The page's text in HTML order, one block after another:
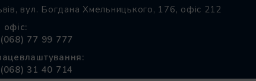
вул. Богдана Хмельницького, 176, офіс 212
офіс:
77 99 777
31 40 714
свинячий